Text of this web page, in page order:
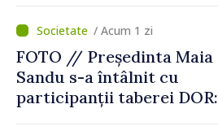
/ Acum 1 zi
FOTO // Președinta Maia
Sandu s-a întâlnit cu
participanții taberei DOR: